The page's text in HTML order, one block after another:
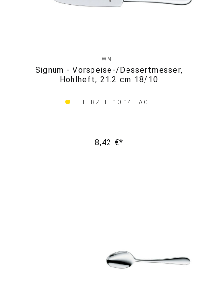
WMF
Signum - Vorspeise-/Dessertmesser,
Hohlheft, 21.2 cm 18/10
LIEFERZEIT 10-14 TAGE
8,42 €*